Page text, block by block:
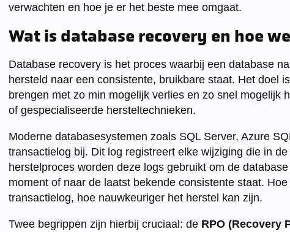
verwachten en hoe je er het beste mee omgaat.
Wat is database recovery en hoe
Database recovery is het proces waarbij een database
hersteld naar een consistente, bruikbare staat. Het doel
brengen met zo min mogelijk verlies en zo snel mogelijk
of gespecialiseerde hersteltechnieken.
Moderne databasesystemen zoals SQL Server, Azure
transactielog bij. Dit log registreert elke wijziging die in
herstelproces worden deze logs gebruikt om de
moment of naar de laatst bekende consistente staat.
transactielog, hoe nauwkeuriger het herstel kan zijn.
Twee begrippen zijn hierbij cruciaal: de RPO (Recovery